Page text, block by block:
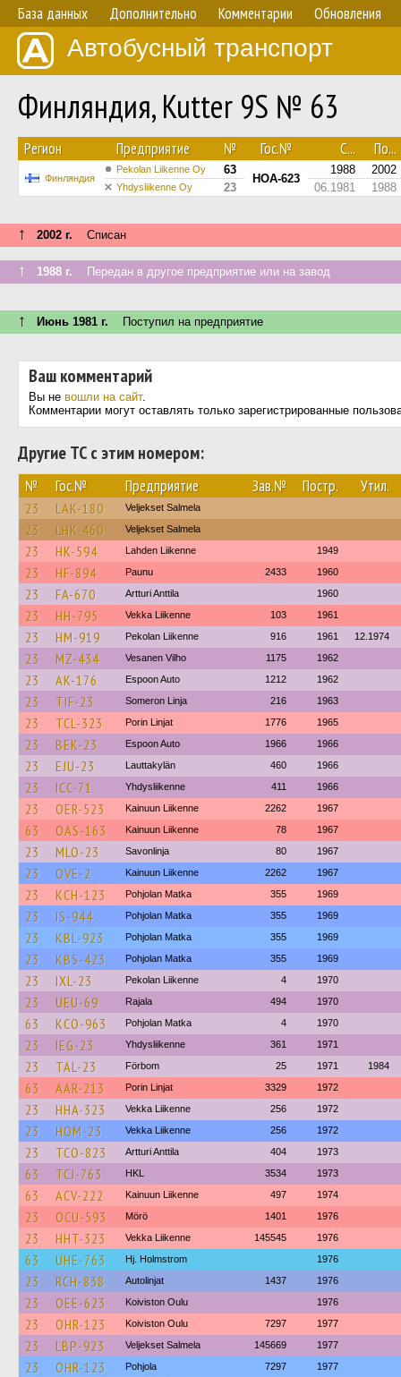
База данных Дополнительно Комментарии Обновления
Автобусный транспорт
Финляндия, Kutter 9S № 63
Регион Предприятие № Гос.№ С... По...
Финляндия
Pekolan Liikenne Oy 63
HOA-623
1988 2002
Yhdysliikenne Oy 23 06.1981 1988
↑ 2002 г. Списан
↑ 1988 г. Передан в другое предприятие или на завод
↑ Июнь 1981 г. Поступил на предприятие
Ваш комментарий
Вы не вошли на сайт.
Комментарии могут оставлять только зарегистрированные
Другие ТС с этим номером:
№ Гос.№ Предприятие Зав.№ Постр. Утил.
23 LAK-180 Veljekset Salmela
23 LHK-460 Veljekset Salmela
23 HK-594 Lahden Liikenne 1949
23 HF-894 Paunu 2433 1960
23 FA-670 Artturi Anttila 1960
23 HH-795 Vekka Liikenne 103 1961
23 HM-919 Pekolan Liikenne 916 1961 12.1974
23 MZ-434 Vesanen Vilho 1175 1962
23 AK-176 Espoon Auto 1212 1962
23 TIF-23 Someron Linja 216 1963
23 TCL-323 Porin Linjat 1776 1965
23 BEK-23 Espoon Auto 1966 1966
23 EJU-23 Lauttakylän 460 1966
23 ICC-71 Yhdysliikenne 411 1966
23 OER-523 Kainuun Liikenne 2262 1967
63 OAS-163 Kainuun Liikenne 78 1967
23 MLO-23 Savonlinja 80 1967
23 OVE-2 Kainuun Liikenne 2262 1967
23 KCH-123 Pohjolan Matka 355 1969
23 IS-944 Pohjolan Matka 355 1969
23 KBL-923 Pohjolan Matka 355 1969
23 KBS-423 Pohjolan Matka 355 1969
23 IXL-23 Pekolan Liikenne 4 1970
23 UEU-69 Rajala 494 1970
63 KCO-963 Pohjolan Matka 4 1970
23 IEG-23 Yhdysliikenne 361 1971
23 TAL-23 Förbom 25 1971 1984
63 AAR-213 Porin Linjat 3329 1972
23 HHA-323 Vekka Liikenne 256 1972
23 HOM-23 Vekka Liikenne 256 1972
23 TCO-823 Artturi Anttila 404 1973
63 TCJ-763 HKL 3534 1973
63 ACV-222 Kainuun Liikenne 497 1974
23 OCU-593 Mörö 1401 1976
23 HHT-323 Vekka Liikenne 145545 1976
63 UHE-763 Hj. Holmstrom 1976
23 RCH-838 Autolinjat 1437 1976
23 OEE-623 Koiviston Oulu 1976
23 OHR-123 Koiviston Oulu 7297 1977
23 LBP-923 Veljekset Salmela 145669 1977
23 OHR-123 Pohjola 7297 1977